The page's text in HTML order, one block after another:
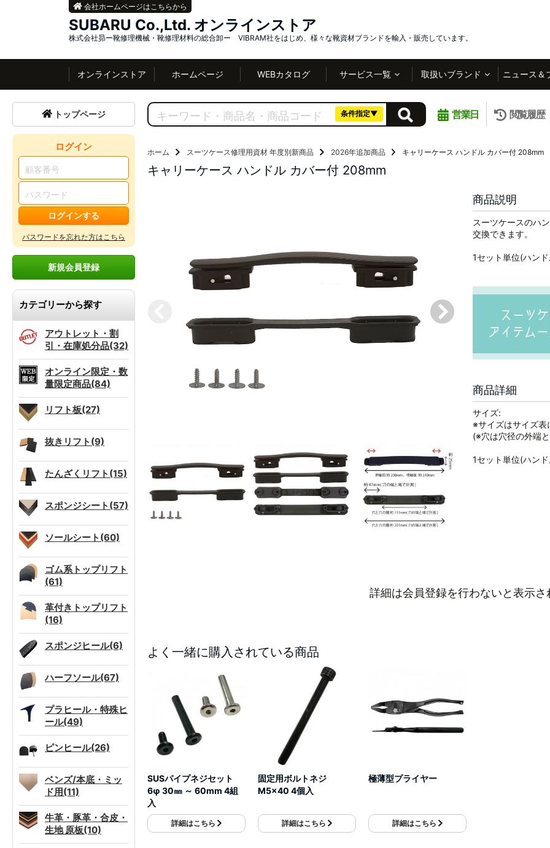
SUBARU Co.,Ltd. オンラインストア
株式会社昴ー靴修理機械・靴修理材料の総合卸ー VIBRAM社をはじめ、様々な靴資材ブランドを輸入・販売しています。
会社ホームページはこちらから
オンラインストア ホームページ WEBカタログ サービス一覧 取扱いブランド ニュース＆
トップページ
ログイン
ログインする
パスワードを忘れた方はこちら
新規会員登録
カテゴリーから探す
アウトレット・割
引・在庫処分品(32)
オンライン限定・数
量限定商品(84)
リフト板(27)
抜きリフト(9)
たんざくリフト(15)
スポンジシート(57)
ソールシート(60)
ゴム系トップリフト
(61)
革付きトップリフト
(16)
スポンジヒール(6)
ハーフソール(67)
プラヒール・特殊ヒ
ール(49)
ピンヒール(26)
ベンズ/本底・ミッ
ド用(11)
牛革・豚革・合皮・
生地 原板(10)
条件指定▼ 営業日 閲覧履歴
ホーム スーツケース修理用資材 年度別新商品 2026年追加商品 キャリーケース ハンドル カバー付 208mm
キャリーケース ハンドル カバー付 208mm
商品説明
スーツケースのハ
交換できます。
1セット単位(ハン
商品詳細
サイズ:
※サイズはサイズ表
(※穴は穴径の外端
1セット単位(ハン
詳細は会員登録を行わないと表示さ
よく一緒に購入されている商品
SUSパイプネジセット
6φ 30㎜ ～ 60mm 4組
入
詳細はこちら
固定用ボルトネジ
M5x40 4個入
詳細はこちら
極薄型プライヤー
詳細はこちら